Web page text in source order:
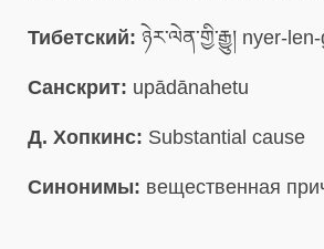
Тибетский: ཉེར་ལེན་གྱི་རྒྱུ། nyer-
Санскрит: upādānahetu
Д. Хопкинс: Substantial cause
Синонимы: вещественная